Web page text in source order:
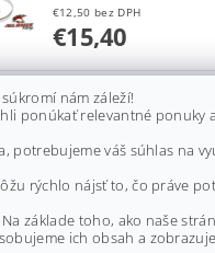
€12,50 bez DPH
€15,40
MANŽETA KĹBU
TRX 650, TRX 350-
VNÚTORNÁ
€14,60 bez DPH
€18
nám záleží!
ponúkať relevantné ponuky
potrebujeme váš súhlas na
rýchlo nájsť to, čo práve
základe toho, ako naše
ich obsah a